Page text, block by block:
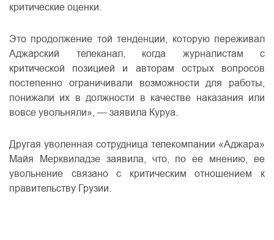
критические оценки.
Это продолжение той тенденции, которую переживал
Аджарский телеканал, когда журналистам с
критической позицией и авторам острых вопросов
постепенно ограничивали возможности для работы,
понижали их в должности в качестве наказания или
вовсе увольняли», — заявила Куруа.
Другая уволенная сотрудница телекомпании «Аджара»
Майя Мерквиладзе заявила, что, по ее мнению, ее
увольнение связано с критическим отношением к
правительству Грузии.